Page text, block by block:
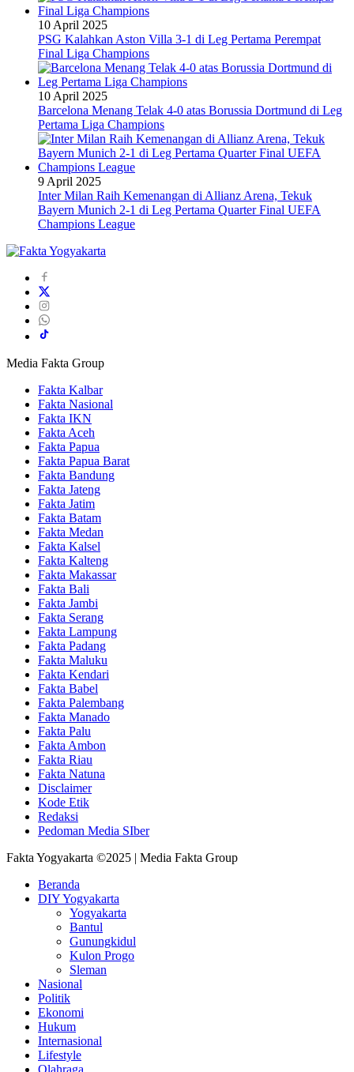
10 April 2025
PSG Kalahkan Aston Villa 3-1 di Leg Pertama Perempat
Final Liga Champions
10 April 2025
Barcelona Menang Telak 4-0 atas Borussia Dortmund di Leg
Pertama Liga Champions
9 April 2025
Inter Milan Raih Kemenangan di Allianz Arena, Tekuk
Bayern Munich 2-1 di Leg Pertama Quarter Final UEFA
Champions League
Media Fakta Group
Fakta Kalbar
Fakta Nasional
Fakta IKN
Fakta Aceh
Fakta Papua
Fakta Papua Barat
Fakta Bandung
Fakta Jateng
Fakta Jatim
Fakta Batam
Fakta Medan
Fakta Kalsel
Fakta Kalteng
Fakta Makassar
Fakta Bali
Fakta Jambi
Fakta Serang
Fakta Lampung
Fakta Padang
Fakta Maluku
Fakta Kendari
Fakta Babel
Fakta Palembang
Fakta Manado
Fakta Palu
Fakta Ambon
Fakta Riau
Fakta Natuna
Disclaimer
Kode Etik
Redaksi
Pedoman Media SIber
Fakta Yogyakarta ©2025 | Media Fakta Group
Beranda
DIY Yogyakarta
Yogyakarta
Bantul
Gunungkidul
Kulon Progo
Sleman
Nasional
Politik
Ekonomi
Hukum
Internasional
Lifestyle
Olahraga